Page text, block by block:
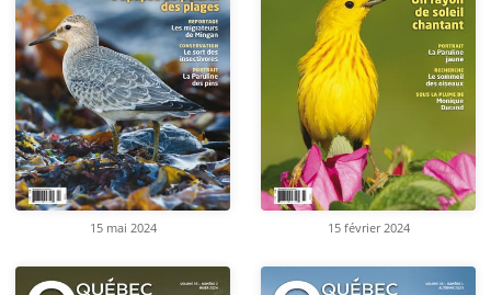
15 mai 2024 15 février 2024